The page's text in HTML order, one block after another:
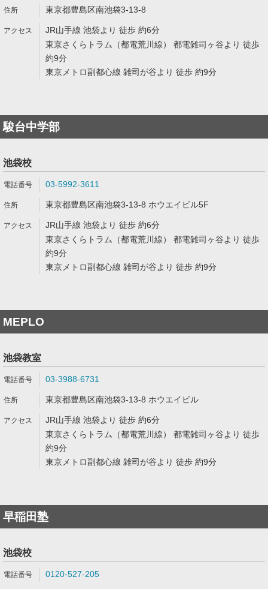
東京都豊島区南池袋3-13-8
JR山手線 池袋より 徒歩 約6分
東京さくらトラム（都電荒川線） 都電雑司ヶ谷より 徒歩
約9分
東京メトロ副都心線 雑司が谷より 徒歩 約9分
駿台中学部
池袋校
03-5992-3611
東京都豊島区南池袋3-13-8 ホウエイビル5F
JR山手線 池袋より 徒歩 約6分
東京さくらトラム（都電荒川線） 都電雑司ヶ谷より 徒歩
約9分
東京メトロ副都心線 雑司が谷より 徒歩 約9分
MEPLO
池袋教室
03-3988-6731
東京都豊島区南池袋3-13-8 ホウエイビル
JR山手線 池袋より 徒歩 約6分
東京さくらトラム（都電荒川線） 都電雑司ヶ谷より 徒歩
約9分
東京メトロ副都心線 雑司が谷より 徒歩 約9分
早稲田塾
池袋校
0120-527-205